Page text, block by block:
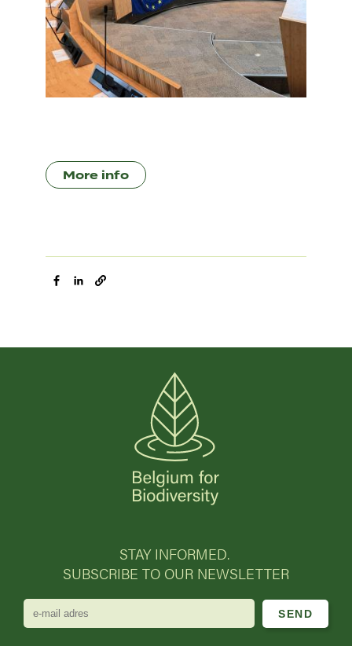
More info
STAY INFORMED.
SUBSCRIBE TO OUR NEWSLETTER
e-
mail